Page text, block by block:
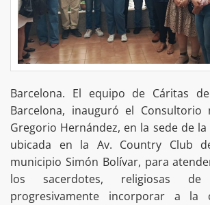
Barcelona. El equipo de Cáritas
Barcelona, inauguró el Consultorio
Gregorio Hernández, en la sede de la
ubicada en la Av. Country Club
municipio Simón Bolívar, para
los sacerdotes, religiosas
progresivamente incorporar a la